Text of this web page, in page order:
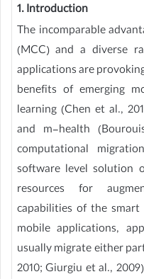
1. Introduction
The incomparable
(MCC) and a diverse
applications are
benefits of emerging
learning (Chen et al.,
and m-health
computational
software level solution
resources for
capabilities of the
mobile applications,
usually migrate either
2010; Giurgiu et al.,